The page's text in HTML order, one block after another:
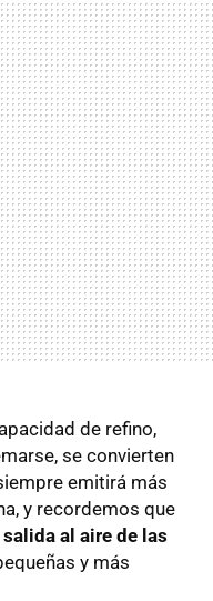
de refino,
se convierten
emitirá más
y recordemos que
al aire de las
y más